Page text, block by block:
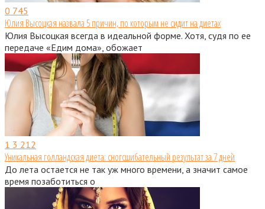
0 745
Юлия Высоцкая назвала 5 причин, по которым не сидит на диетах
Юлия Высоцкая всегда в идеальной форме. Хотя, судя по ее
передаче «Едим дома», обожает
1 3 212
Уникальная голландская диета: сногсшибательный результат за 7 дней
До лета остается не так уж много времени, а значит самое
время позаботиться о